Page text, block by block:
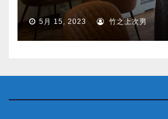
5月 15, 2023 竹之上次男